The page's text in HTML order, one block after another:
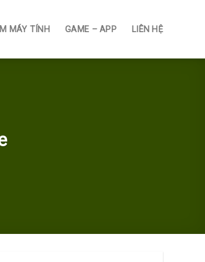
MÁY TÍNH GAME – APP LIÊN HỆ